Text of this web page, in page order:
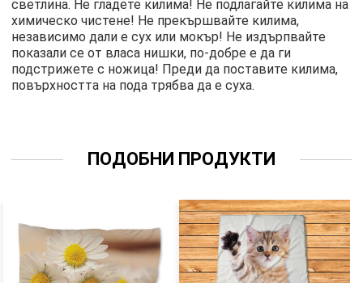
светлина. Не гладете килима! Не подлагайте килима на
химическо чистене! Не прекършвайте килима,
независимо дали е сух или мокър! Не издърпвайте
показали се от власа нишки, по-добре е да ги
подстрижете с ножица! Преди да поставите килима,
повърхността на пода трябва да е суха.
ПОДОБНИ ПРОДУКТИ